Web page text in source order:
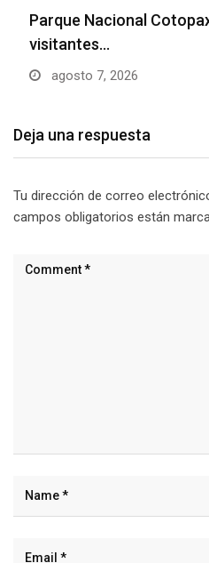
Parque Nacional
visitantes…
agosto 7, 2026
Deja una respuesta
Tu dirección de correo
campos obligatorios están